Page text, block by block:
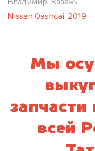
Владимир, Казань
Nissan Qashqai, 2019
Мы
запчасти
всей